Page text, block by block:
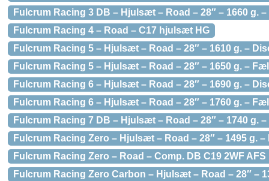
Fulcrum Racing 3 DB – Hjulsæt – Road – 28″ – 1660 g.
Fulcrum Racing 4 – Road – C17 hjulsæt HG
Fulcrum Racing 5 – Hjulsæt – Road – 28″ – 1610 g. –
Fulcrum Racing 5 – Hjulsæt – Road – 28″ – 1650 g. –
Fulcrum Racing 6 – Hjulsæt – Road – 28″ – 1690 g. –
Fulcrum Racing 6 – Hjulsæt – Road – 28″ – 1760 g. –
Fulcrum Racing 7 DB – Hjulsæt – Road – 28″ – 1740 g.
Fulcrum Racing Zero – Hjulsæt – Road – 28″ – 1495 g.
Fulcrum Racing Zero – Road – Comp. DB C19 2WF AFS
Fulcrum Racing Zero Carbon – Hjulsæt – Road – 28″ –